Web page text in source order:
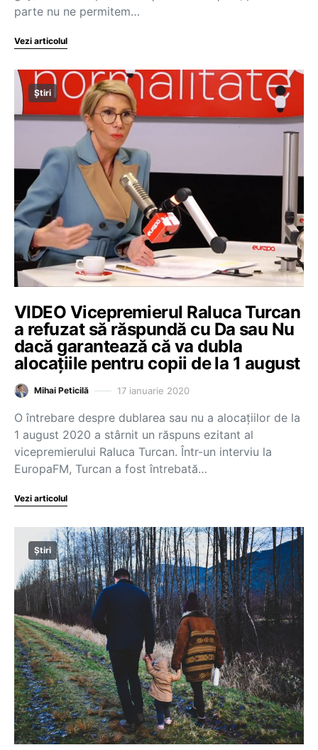
parte nu ne permitem…
Vezi articolul
Știri
VIDEO Vicepremierul Raluca Turcan
a refuzat să răspundă cu Da sau Nu
dacă garantează că va dubla
alocațiile pentru copii de la 1 august
Mihai Peticilă 17 ianuarie 2020
O întrebare despre dublarea sau nu a alocațiilor de la
1 august 2020 a stârnit un răspuns ezitant al
vicepremierului Raluca Turcan. Într-un interviu la
EuropaFM, Turcan a fost întrebată…
Vezi articolul
Știri